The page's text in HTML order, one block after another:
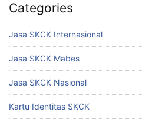
Categories
Jasa SKCK Internasional
Jasa SKCK Mabes
Jasa SKCK Nasional
Kartu Identitas SKCK